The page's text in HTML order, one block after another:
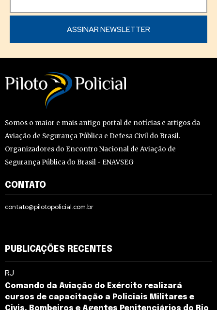
Somos o maior e mais antigo portal de notícias e artigos da
Aviação de Segurança Pública e Defesa Civil do Brasil.
Organizadores do Encontro Nacional de Aviação de
Segurança Pública do Brasil - ENAVSEG
CONTATO
contato@pilotopolicial.com.br
PUBLICAÇÕES RECENTES
RJ
Comando da Aviação do Exército realizará
cursos de capacitação a Policiais Militares e
Civis, Bombeiros e Agentes Penitenciários do Rio